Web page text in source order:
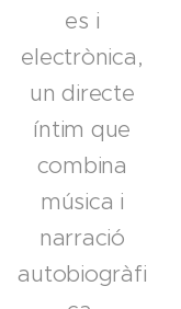
es i
electrònica,
un directe
íntim que
combina
música i
narració
autobiogràfi